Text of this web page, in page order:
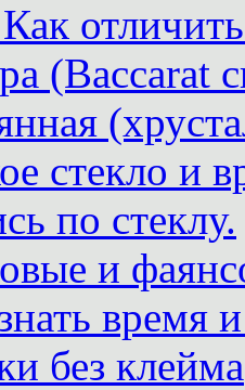
(Baccarat
стекло и
по стеклу.
и
время
без клейма